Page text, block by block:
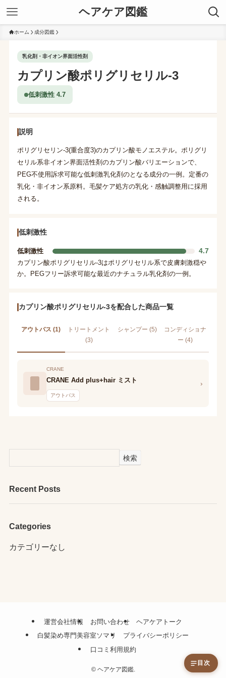
ヘアケア図鑑
ホーム 成分図鑑
乳化剤・非イオン界面活性剤
カプリン酸ポリグリセリル-3
低刺激性 4.7
説明
ポリグリセリン-3(重合度3)のカプリン酸モノエステル。ポリグリ
セリル系非イオン界面活性剤のカプリン酸バリエーションで、
PEG不使用訴求可能な低刺激乳化剤のとなる成分の一例。定番の
乳化・非イオン系原料。毛髪ケア処方の乳化・感触調整用に採用
される。
低刺激性
低刺激性 4.7
カプリン酸ポリグリセリル-3はポリグリセリル系で皮膚刺激穏や
か。PEGフリー訴求可能な最近のナチュラル乳化剤の一例。
カプリン酸ポリグリセリル-3を配合した商品一覧
アウトバス (1)
トリートメント
(3)
シャンプー (5)
コンディショナ
ー (4)
CRANE
CRANE Add plus+hair ミスト
アウトバス
›
検索
Recent Posts
Categories
カテゴリーなし
運営会社情報 お問い合わせ
ヘアケアトーク
白髪染め専門美容室ソマリ
プライバシーポリシー
口コミ利用規約
©ヘアケア図鑑.
目次